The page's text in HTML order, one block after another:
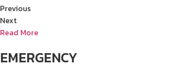
Previous
Next
Read More
EMERGENCY